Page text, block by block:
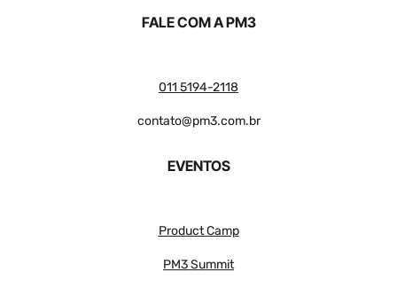
FALE COM A PM3
011 5194-2118
contato@pm3.com.br
EVENTOS
Product Camp
PM3 Summit